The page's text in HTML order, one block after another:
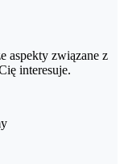
aspekty związane z
interesuje.